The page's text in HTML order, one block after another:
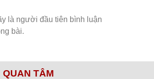
QUAN TÂM